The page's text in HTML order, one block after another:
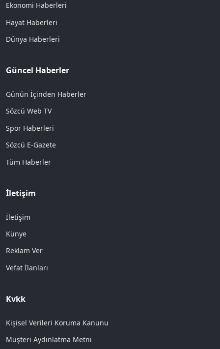
Ekonomi Haberleri
Hayat Haberleri
Dünya Haberleri
Güncel Haberler
Günün İçinden Haberler
Sözcü Web TV
Spor Haberleri
Sözcü E-Gazete
Tüm Haberler
İletişim
İletişim
Künye
Reklam Ver
Vefat İlanları
Kvkk
Kişisel Verileri Koruma Kanunu
Müşteri Aydınlatma Metni